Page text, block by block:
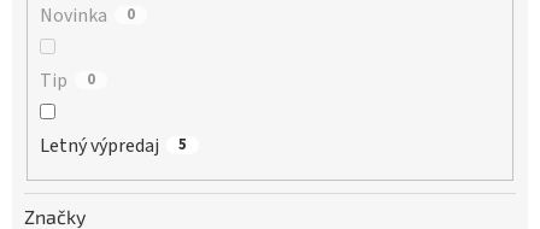
Novinka 0
Tip 0
Letný výpredaj 5
Značky